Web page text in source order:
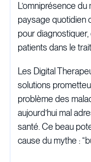
L’omniprésence du
paysage quotidien
pour
patients dans le
Les Digital
solutions
problème des
aujourd’hui mal
santé. Ce beau
cause du mythe :